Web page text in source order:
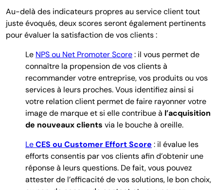
Au-delà des indicateurs propres au service client tout
juste évoqués, deux scores seront également pertinents
pour évaluer la satisfaction de vos clients :
Le NPS ou Net Promoter Score: il vous permet de
connaître la propension de vos clients à
recommander votre entreprise, vos produits ou vos
services à leurs proches. Vous identifiez ainsi si
votre relation client permet de faire rayonner votre
image de marque et si elle contribue à l’acquisition
de nouveaux clients via le bouche à oreille.
LeCES ou Customer Effort Score : il évalue les
efforts consentis par vos clients afin d’obtenir une
réponse à leurs questions. De fait, vous pouvez
attester de l’efficacité de vos solutions, le bon choix,